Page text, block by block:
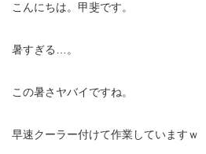
こんにちは。甲斐です。
暑すぎる…。
この暑さヤバイですね。
早速クーラー付けて作業していますｗ